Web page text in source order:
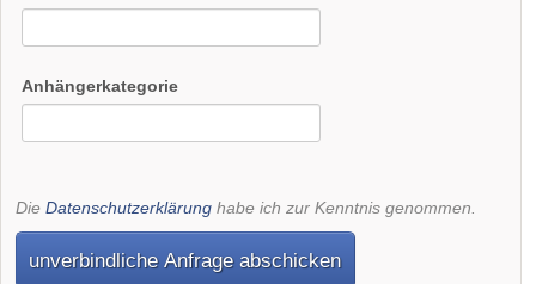
Anhängerkategorie
Die Datenschutzerklärung habe ich zur Kenntnis genommen.
unverbindliche Anfrage abschicken